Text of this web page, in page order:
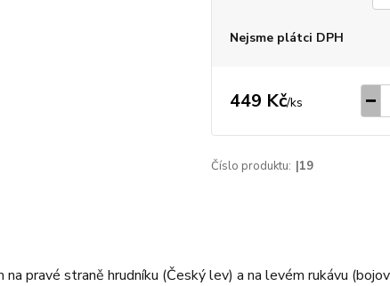
Nejsme plátci DPH
449 Kč/ks
Číslo produktu: |19
pravé straně hrudníku (Český lev) a na levém rukávu